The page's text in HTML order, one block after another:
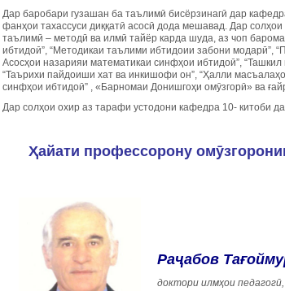
Дар баробари гузашан ба таълимӣ бисёрзинагӣ дар
фанҳои тахассуси диққатӣ асосӣ дода мешавад. Дар
таълимӣ – методӣ ва илмӣ тайёр карда шуда, аз чоп
ибтидоӣ”, “Методикаи таълими ибтидоии забони модарӣ”,
Асосҳои назарияи математикаи синфҳои ибтидоӣ”,
“Таърихи пайдоиши хат ва инкишофи он”, “Ҳалли
синфҳои ибтидоӣ” , «Барномаи Донишгоҳи омӯзгорӣ» ва
Дар солҳои охир аз тарафи устодони кафедра 10- китоби
Ҳайати профессорону
Раҷабов
доктори илмҳои